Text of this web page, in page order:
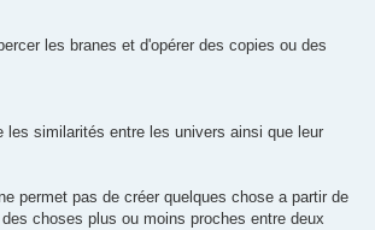
les branes et d'opérer des copies ou des
les similarités entre les univers ainsi que leur
permet pas de créer quelques chose a partir de
choses plus ou moins proches entre deux